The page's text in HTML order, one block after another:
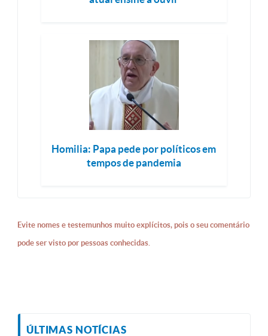
Homilia: Papa pede por políticos em
tempos de pandemia
Evite nomes e testemunhos muito explícitos, pois o seu comentário
pode ser visto por pessoas conhecidas.
ÚLTIMAS NOTÍCIAS